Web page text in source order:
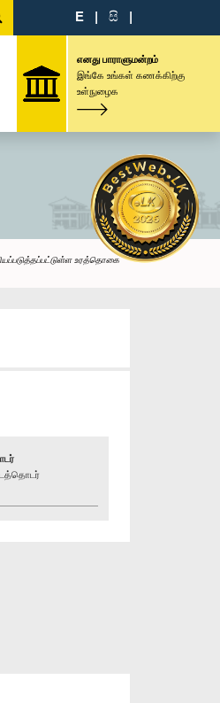
E | සි |
எனது பாராளுமன்றம்
இங்கே உங்கள் கணக்கிற்கு
உள்நுழைக
உரத்தொகை